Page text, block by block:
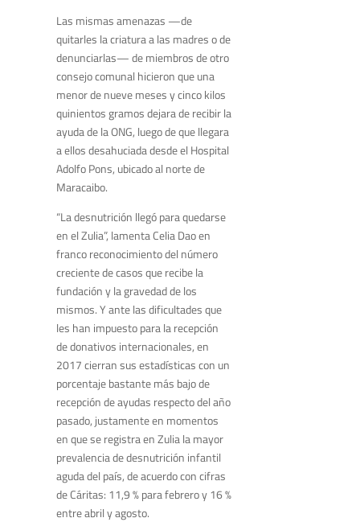
Las mismas amenazas —de
quitarles la criatura a las madres o de
denunciarlas— de miembros de otro
consejo comunal hicieron que una
menor de nueve meses y cinco kilos
quinientos gramos dejara de recibir la
ayuda de la ONG, luego de que llegara
a ellos desahuciada desde el Hospital
Adolfo Pons, ubicado al norte de
Maracaibo.
“La desnutrición llegó para quedarse
en el Zulia”, lamenta Celia Dao en
franco reconocimiento del número
creciente de casos que recibe la
fundación y la gravedad de los
mismos. Y ante las dificultades que
les han impuesto para la recepción
de donativos internacionales, en
2017 cierran sus estadísticas con un
porcentaje bastante más bajo de
recepción de ayudas respecto del año
pasado, justamente en momentos
en que se registra en Zulia la mayor
prevalencia de desnutrición infantil
aguda del país, de acuerdo con cifras
de Cáritas: 11,9 % para febrero y 16 %
entre abril y agosto.